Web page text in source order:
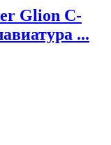
Glion C-
...